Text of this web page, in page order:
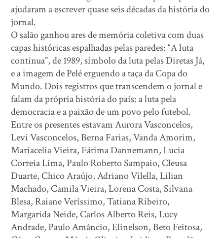
ajudaram a escrever quase seis décadas da história do
jornal.
O salão ganhou ares de memória coletiva com duas
capas históricas espalhadas pelas paredes: “A luta
continua”, de 1989, símbolo da luta pelas Diretas Já,
e a imagem de Pelé erguendo a taça da Copa do
Mundo. Dois registros que transcendem o jornal e
falam da própria história do país: a luta pela
democracia e a paixão de um povo pelo futebol.
Entre os presentes estavam Aurora Vasconcelos,
Levi Vasconcelos, Berna Farias, Vanda Amorim,
Mariacelia Vieira, Fátima Dannemann, Lucia
Correia Lima, Paulo Roberto Sampaio, Cleusa
Duarte, Chico Araújo, Adriano Vilella, Lilian
Machado, Camila Vieira, Lorena Costa, Silvana
Blesa, Raiane Veríssimo, Tatiana Ribeiro,
Margarida Neide, Carlos Alberto Reis, Lucy
Andrade, Paulo Amâncio, Elinelson, Beto Feitosa,